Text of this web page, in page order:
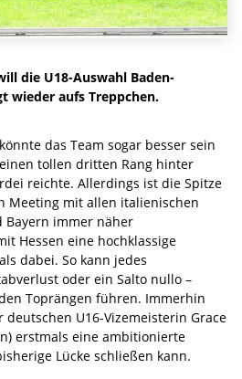
die U18-Auswahl Baden-
wieder aufs Treppchen.
das Team sogar besser sein
tollen dritten Rang hinter
reichte. Allerdings ist die Spitze
Meeting mit allen italienischen
Bayern immer näher
Hessen eine hochklassige
dabei. So kann jedes
oder ein Salto nullo –
Toprängen führen. Immerhin
deutschen U16-Vizemeisterin Grace
erstmals eine ambitionierte
Lücke schließen kann.